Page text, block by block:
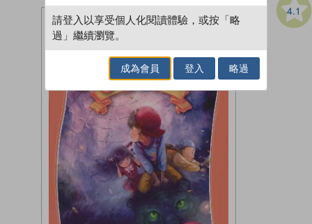
4.1
請登入以享受個人化閱讀體驗，或按「略
過」繼續瀏覽。
成為會員 登入 略過